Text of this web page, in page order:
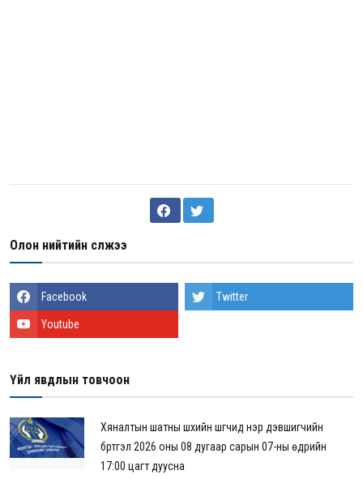
Олон нийтийн сүлжээ
Facebook Twitter
Youtube
Үйл явдлын товчоон
Хяналтын шатны шүүхийн шүүгчид нэр дэвшигчийн
бүртгэл 2026 оны 08 дугаар сарын 07-ны өдрийн
17:00 цагт дуусна